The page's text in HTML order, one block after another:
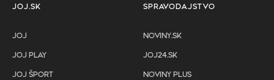
JOJ.SK
JOJ
JOJ PLAY
JOJ ŠPORT
SPRAVODAJSTVO
NOVINY.SK
JOJ24.SK
NOVINY PLUS